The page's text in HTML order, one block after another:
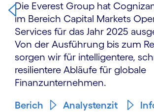
Die Everest Group hat
im Bereich Capital Markets
Services für das Jahr 2025
Von der Ausführung bis zum
sorgen wir für intelligentere,
resilientere Abläufe für globale
Finanzunternehmen.
Berich
Analystenzit